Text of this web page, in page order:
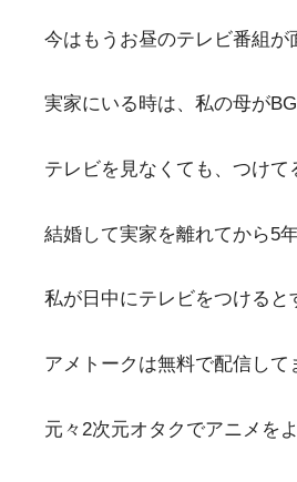
今はもうお昼のテレビ番組が
実家にいる時は、私の母が
テレビを見なくても、つけて
結婚して実家を離れてから5
私が日中にテレビをつけると
アメトークは無料で配信して
元々2次元オタクでアニメを